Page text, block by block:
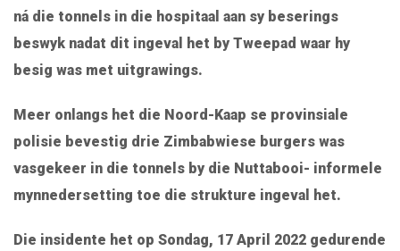
ná die tonnels in die hospitaal aan sy beserings
beswyk nadat dit ingeval het by Tweepad waar hy
besig was met uitgrawings.
Meer onlangs het die Noord-Kaap se provinsiale
polisie bevestig drie Zimbabwiese burgers was
vasgekeer in die tonnels by die Nuttabooi- informele
mynnedersetting toe die strukture ingeval het.
Die insidente het op Sondag, 17 April 2022 gedurende